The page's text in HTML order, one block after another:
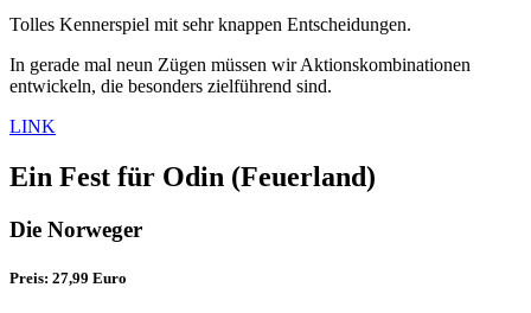
Tolles Kennerspiel mit sehr knappen Entscheidungen.
In gerade mal neun Zügen müssen wir Aktionskombinationen
entwickeln, die besonders zielführend sind.
LINK
Ein Fest für Odin (Feuerland)
Die Norweger
Preis: 27,99 Euro